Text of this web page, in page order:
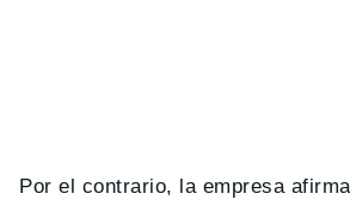
Por el contrario, la empresa